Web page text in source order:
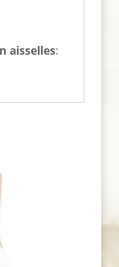
aisselles: